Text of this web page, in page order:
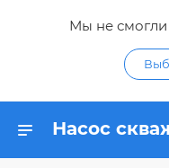
Мы не